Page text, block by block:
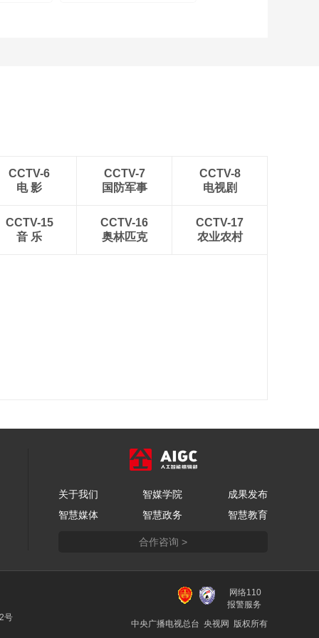
CCTV-6
电 影
CCTV-7
国防军事
CCTV-8
电视剧
CCTV-15
音 乐
CCTV-16
奥林匹克
CCTV-17
农业农村
关于我们 智媒学院
成果发布
智慧媒体
智慧政务 智慧教育
合作咨询 >
号
网络110
报警服务
中央广播电视总台 央视网 版权所有